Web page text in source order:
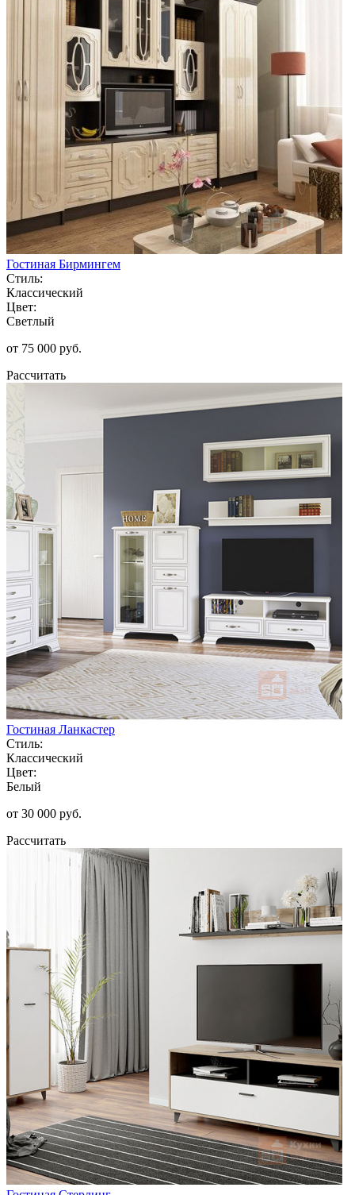
Гостиная Бирмингем
Стиль:
Классический
Цвет:
Светлый
от 75 000 руб.
Рассчитать
Гостиная Ланкастер
Стиль:
Классический
Цвет:
Белый
от 30 000 руб.
Рассчитать